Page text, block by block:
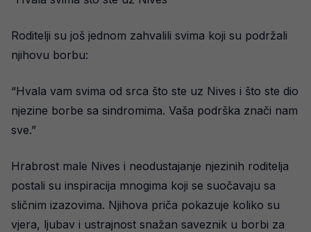
Roditelji su još jednom zahvalili svima koji su podržali
njihovu borbu:
“Hvala vam svima od srca što ste uz Nives i što ste dio
njezine borbe sa sindromima. Vaša podrška znači nam
sve.”
Hrabrost male Nives i neodustajanje njezinih roditelja
postali su inspiracija mnogima koji se suočavaju sa
sličnim izazovima. Njihova priča pokazuje koliko su
vjera, ljubav i ustrajnost snažan saveznik u borbi za